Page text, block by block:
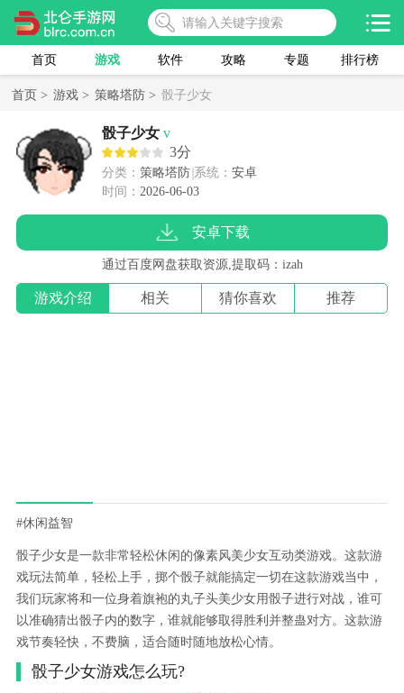
首页 游戏 软件 攻略 专题 排行榜
首页 > 游戏 > 策略塔防 > 骰子少女
骰子少女 v
3分
分类： 策略塔防 系统： 安卓
时间： 2026-06-03
安卓下载
通过百度网盘获取资源,提取码：izah
游戏介绍 相关 猜你喜欢 推荐
#休闲益智
骰子少女是一款非常轻松休闲的像素风美少女互动类游戏。这款游
戏玩法简单，轻松上手，掷个骰子就能搞定一切在这款游戏当中，
我们玩家将和一位身着旗袍的丸子头美少女用骰子进行对战，谁可
以准确猜出骰子内的数字，谁就能够取得胜利并整蛊对方。这款游
戏节奏轻快，不费脑，适合随时随地放松心情。
骰子少女游戏怎么玩?